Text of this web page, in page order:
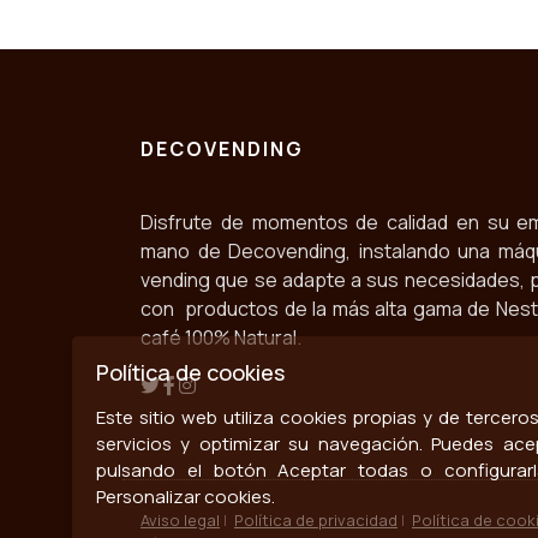
DECOVENDING
Disfrute de momentos de calidad en su
mano de Decovending, instalando una
vending que se adapte a sus necesidades,
con productos de la más alta gama de
café 100% Natural.
Aviso legal | Política de privacidad | Política de
Política de cookies
Este sitio web utiliza cookies propias y de
servicios y optimizar su navegación. Puedes
pulsando el botón Aceptar todas o
Personalizar cookies.